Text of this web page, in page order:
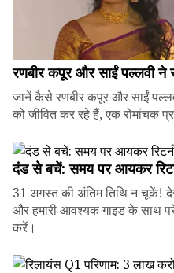
रणबीर कपूर और साईं पल्लवी ने
जानें कैसे रणबीर कपूर और साईं
को जीवित कर रहे हैं, एक रोमांचक
दंड से बचें: समय पर आयकर
31 अगस्त की अंतिम तिथि न चूकें!
और हमारी आवश्यक गाइड के साथ
करें।